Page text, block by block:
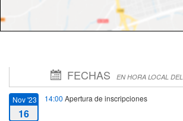
FECHAS EN HORA LOCAL
Nov '23
16
14:00 Apertura de inscripciones